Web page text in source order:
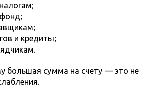
и кредиты;
большая сумма на счету — это не